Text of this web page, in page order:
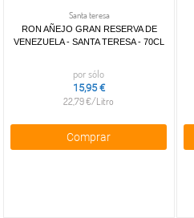
Santa teresa
RON AÑEJO GRAN RESERVA DE
VENEZUELA - SANTA TERESA - 70CL
por sólo
15,95 €
22,79 €/Litro
Comprar